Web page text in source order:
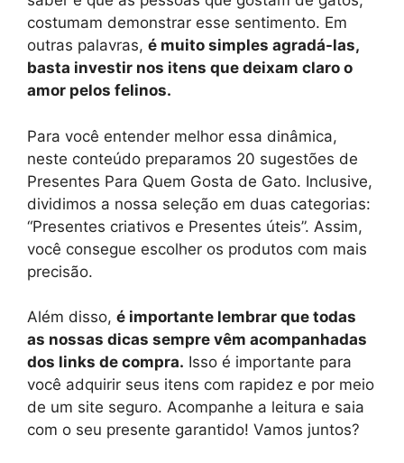
costumam demonstrar esse sentimento. Em
outras palavras, é muito simples agradá-las,
basta investir nos itens que deixam claro o
amor pelos felinos.
Para você entender melhor essa dinâmica,
neste conteúdo preparamos 20 sugestões de
Presentes Para Quem Gosta de Gato. Inclusive,
dividimos a nossa seleção em duas categorias:
“Presentes criativos e Presentes úteis”. Assim,
você consegue escolher os produtos com mais
precisão.
Além disso, é importante lembrar que todas
as nossas dicas sempre vêm acompanhadas
dos links de compra. Isso é importante para
você adquirir seus itens com rapidez e por meio
de um site seguro. Acompanhe a leitura e saia
com o seu presente garantido! Vamos juntos?